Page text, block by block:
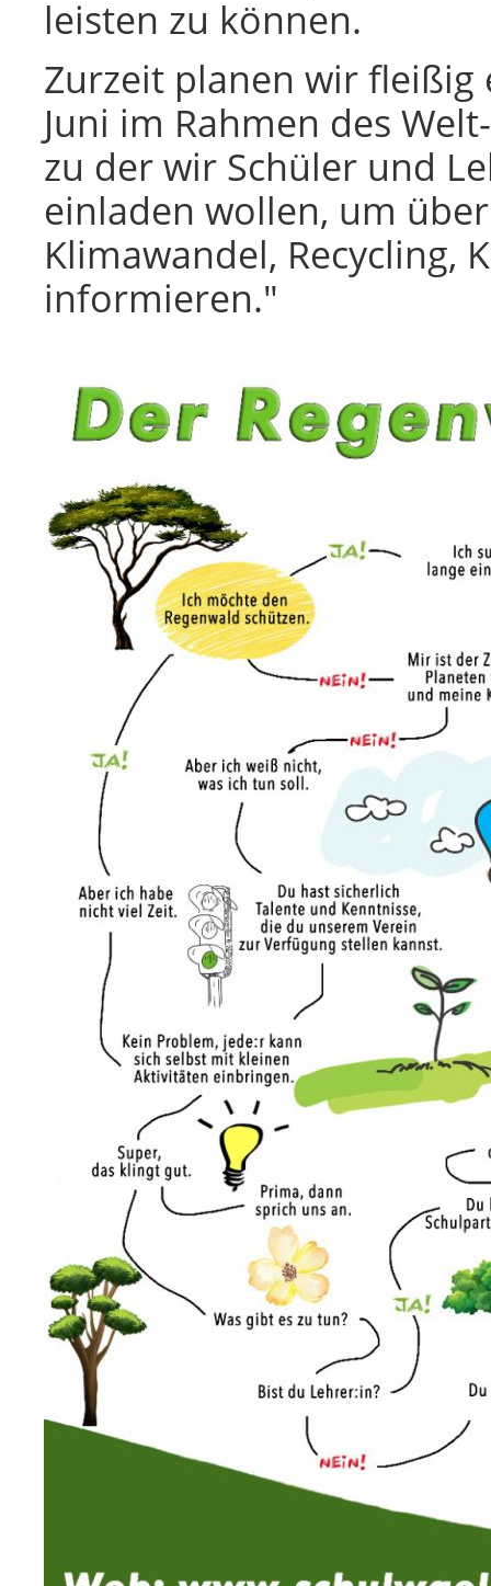
leisten zu können.
Zurzeit planen wir
Juni im Rahmen des
zu der wir Schüler und
einladen wollen, um
Klimawandel, Recycling,
informieren."